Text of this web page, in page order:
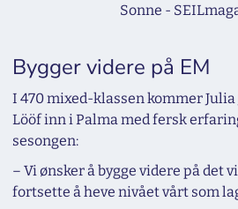
Sonne -
Bygger videre på EM
I 470 mixed-klassen kommer Julia
Lööf inn i Palma med fersk
sesongen:
– Vi ønsker å bygge videre på det
fortsette å heve nivået vårt som